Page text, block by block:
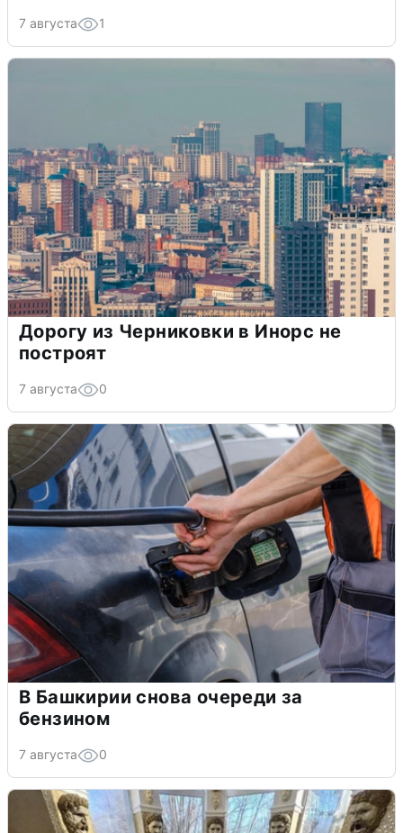
7 августа 1
Дорогу из Черниковки в Инорс не
построят
7 августа 0
В Башкирии снова очереди за
бензином
7 августа 0